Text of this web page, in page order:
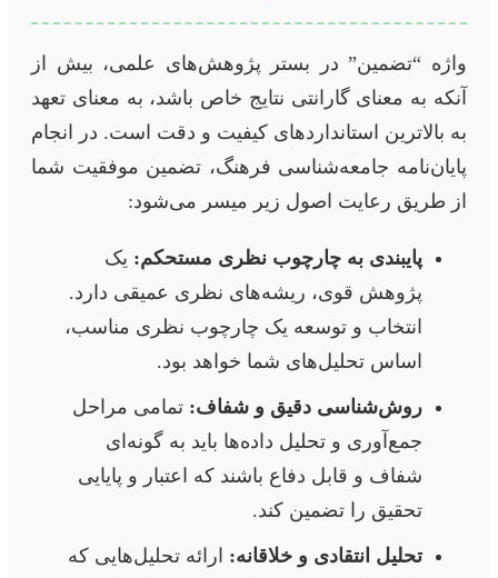
واژه “تضمین” در بستر پژوهش‌های علمی، بیش از
آنکه به معنای گارانتی نتایج خاص باشد، به معنای تعهد
به بالاترین استانداردهای کیفیت و دقت است. در انجام
پایان‌نامه جامعه‌شناسی فرهنگ، تضمین موفقیت شما
از طریق رعایت اصول زیر میسر می‌شود:
پایبندی به چارچوب نظری مستحکم: یک
پژوهش قوی، ریشه‌های نظری عمیقی دارد.
انتخاب و توسعه یک چارچوب نظری مناسب،
اساس تحلیل‌های شما خواهد بود.
روش‌شناسی دقیق و شفاف: تمامی مراحل
جمع‌آوری و تحلیل داده‌ها باید به گونه‌ای
شفاف و قابل دفاع باشند که اعتبار و پایایی
تحقیق را تضمین کند.
تحلیل انتقادی و خلاقانه: ارائه تحلیل‌هایی که